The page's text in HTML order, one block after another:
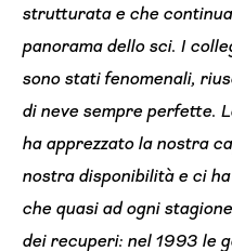
strutturata e che
panorama dello sci. I
sono stati fenomenali,
di neve sempre perfette.
ha apprezzato la nostra
nostra disponibilità e ci
che quasi ad ogni
dei recuperi: nel 1993 le